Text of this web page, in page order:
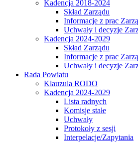
Kadencja 2018-2024
Skład Zarządu
Informacje z prac
Uchwały i decyzje
Kadencja 2024-2029
Skład Zarządu
Informacje z prac
Uchwały i decyzje
Rada Powiatu
Klauzula RODO
Kadencja 2024-2029
Lista radnych
Komisje stałe
Uchwały
Protokoły z sesji
Interpelacje/Zapytania